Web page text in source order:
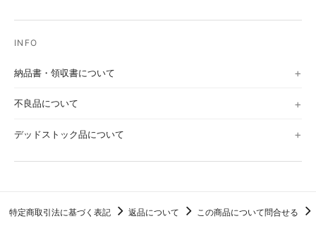
納品書・領収書について
不良品について
デッドストック品について
特定商取引法に基づく表記 返品について この商品について問合せる